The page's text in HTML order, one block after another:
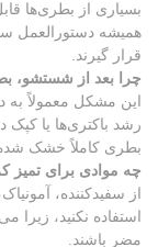
بسیاری از بطری‌ها
همیشه دستورالعمل
قرار گیرند.
چرا بعد از شستشو،
این مشکل معمولاً
رشد باکتری‌ها یا
بطری کاملاً خشک
چه موادی برای
از سفیدکننده،
استفاده نکنید،
مضر باشند.